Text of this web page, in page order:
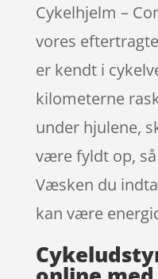
Cykelhjelm –
vores
er kendt i
kilometerne
under hjulene,
være fyldt op,
Væsken du
kan være